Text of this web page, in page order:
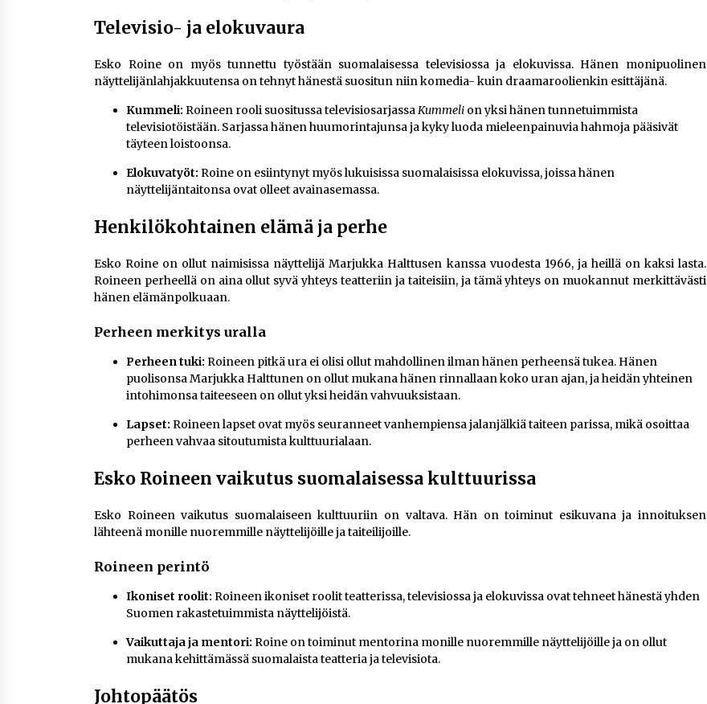
Televisio- ja elokuvaura
Esko Roine on myös tunnettu työstään suomalaisessa televisiossa ja elokuvissa. Hänen monipuolinen
näyttelijänlahjakkuutensa on tehnyt hänestä suositun niin komedia- kuin draamaroolienkin esittäjänä.
Kummeli: Roineen rooli suositussa televisiosarjassaKummeli on yksi hänen tunnetuimmista
televisiotöistään. Sarjassa hänen huumorintajunsa ja kyky luoda mieleenpainuvia hahmoja pääsivät
täyteen loistoonsa.
Elokuvatyöt: Roine on esiintynyt myös lukuisissa suomalaisissa elokuvissa, joissa hänen
näyttelijäntaitonsa ovat olleet avainasemassa.
Henkilökohtainen elämä ja perhe
Esko Roine on ollut naimisissa näyttelijä Marjukka Halttusen kanssa vuodesta 1966, ja heillä on kaksi lasta.
Roineen perheellä on aina ollut syvä yhteys teatteriin ja taiteisiin, ja tämä yhteys on muokannut merkittävästi
hänen elämänpolkuaan.
Perheen merkitys uralla
Perheen tuki: Roineen pitkä ura ei olisi ollut mahdollinen ilman hänen perheensä tukea. Hänen
puolisonsa Marjukka Halttunen on ollut mukana hänen rinnallaan koko uran ajan, ja heidän yhteinen
intohimonsa taiteeseen on ollut yksi heidän vahvuuksistaan.
Lapset: Roineen lapset ovat myös seuranneet vanhempiensa jalanjälkiä taiteen parissa, mikä osoittaa
perheen vahvaa sitoutumista kulttuurialaan.
Esko Roineen vaikutus suomalaisessa kulttuurissa
Esko Roineen vaikutus suomalaiseen kulttuuriin on valtava. Hän on toiminut esikuvana ja innoituksen
lähteenä monille nuoremmille näyttelijöille ja taiteilijoille.
Roineen perintö
Ikoniset roolit: Roineen ikoniset roolit teatterissa, televisiossa ja elokuvissa ovat tehneet hänestä yhden
Suomen rakastetuimmista näyttelijöistä.
Vaikuttaja ja mentori: Roine on toiminut mentorina monille nuoremmille näyttelijöille ja on ollut
mukana kehittämässä suomalaista teatteria ja televisiota.
Johtopäätös